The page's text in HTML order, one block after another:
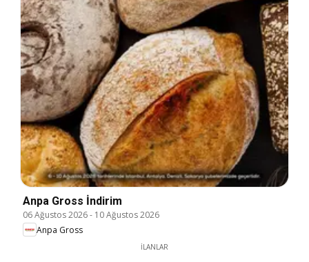
Anpa Gross İndirim
06 Ağustos 2026- 10 Ağustos 2026
Anpa Gross
İLANLAR